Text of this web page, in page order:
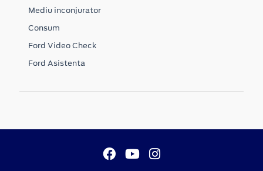
Mediu inconjurator
Consum
Ford Video Check
Ford Asistenta